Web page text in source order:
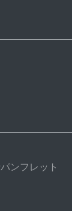
ンフレット